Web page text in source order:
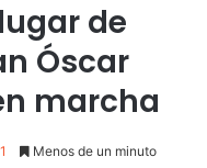
de
Óscar
marcha
Menos de un minuto